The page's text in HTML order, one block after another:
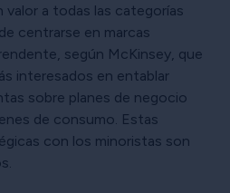
a todas las categorías
centrarse en marcas
según McKinsey, que
interesados en entablar
sobre planes de negocio
de consumo. Estas
con los minoristas son